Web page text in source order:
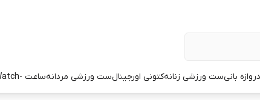
بانیست ورزشی زنانهکتونی اورجینالست ورزشی مردانهساعت -Watch